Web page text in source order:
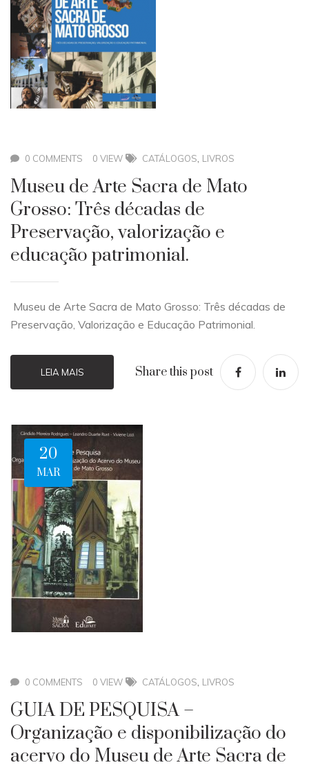
0 COMMENTS 0 VIEW CATÁLOGOS, LIVROS
Museu de Arte Sacra de Mato
Grosso: Três décadas de
Preservação, valorização e
educação patrimonial.
Museu de Arte Sacra de Mato Grosso: Três décadas de
Preservação, Valorização e Educação Patrimonial.
LEIA MAIS Share this post
20
MAR
0 COMMENTS 0 VIEW CATÁLOGOS, LIVROS
GUIA DE PESQUISA –
Organização e disponibilização do
acervo do Museu de Arte Sacra de